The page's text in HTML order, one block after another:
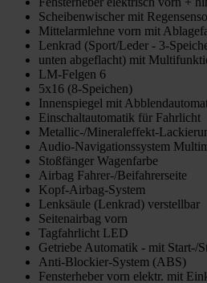
Scheibenwischer mit
Mittelarmlehne vorn mit
Lenkrad (Sport/Leder - 3-
unten abgeflacht) mit
LM-Felgen 6
5x16 (8-Speichen)
Innenspiegel mit
Einschaltautomatik für Fahrlicht
Metallic-/Mineraleffekt-
Audio-Navigationssystem
Stoßfänger Wagenfarbe
Airbag Fahrer-/Beifahrerseite
Kopf-Airbag-System
Lenksäule (Lenkrad) verstellbar
Seitenairbag vorn
Tagfahrlicht LED
Getriebe Automatik - mit Start-/
Anti-Blockier-System (ABS)
Fensterheber vorn elektr. mit